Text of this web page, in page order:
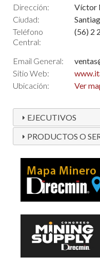
Dirección:
Víctor
Ciudad:
Teléfono
Central:
(56) 2
Email General:
Sitio Web:
Ubicación:
Ver
EJECUTIVOS
PRODUCTOS O